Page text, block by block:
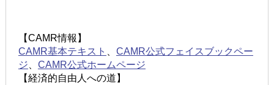
【CAMR情報】
CAMR基本テキスト
CAMR公式フェイスブックペー
ジ
CAMR公式ホームページ
【経済的自由人への道】